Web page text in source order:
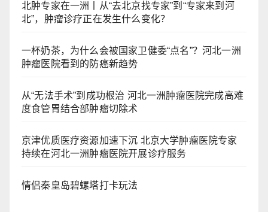
北肿专家在一洲丨从“去北京找专家”到“专家来到河
北”，肿瘤诊疗正在发生什么变化？
一杯奶茶，为什么会被国家卫健委“点名”？河北一洲
肿瘤医院看到的防癌新趋势
从“无法手术”到成功根治 河北一洲肿瘤医院完成高难
度食管胃结合部肿瘤切除术
京津优质医疗资源加速下沉 北京大学肿瘤医院专家
持续在河北一洲肿瘤医院开展诊疗服务
情侣秦皇岛碧螺塔打卡玩法